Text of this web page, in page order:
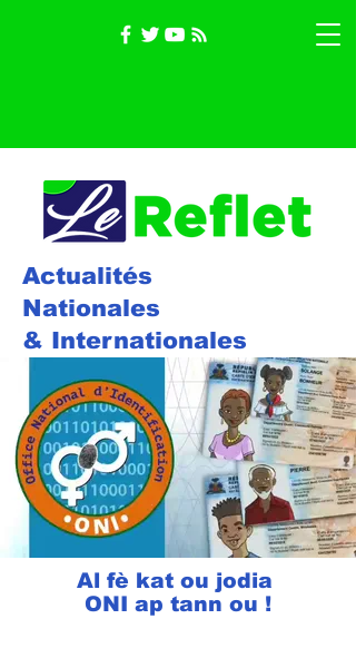
Actualités
Nationales
& Internationales
Al fè kat ou jodia
ONI ap tann ou !